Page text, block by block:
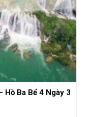
Hồ Ba Bể 4 Ngày 3